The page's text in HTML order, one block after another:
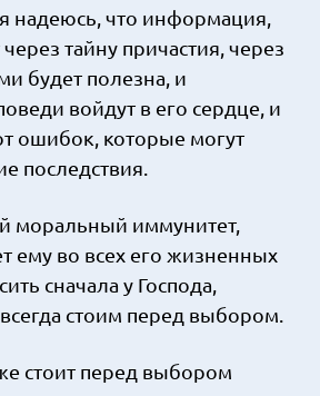
надеюсь, что информация,
тайну причастия, через
будет полезна, и
войдут в его сердце, и
ошибок, которые могут
последствия.
моральный иммунитет,
ему во всех его жизненных
сначала у Господа,
стоим перед выбором.
стоит перед выбором